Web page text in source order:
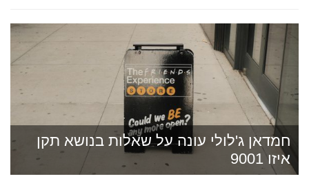
חמדאן ג'לולי עונה על שאלות בנושא תקן
איזו 9001